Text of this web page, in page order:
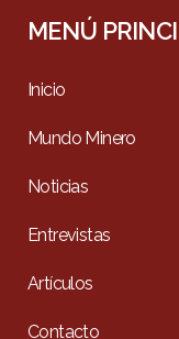
MENÚ
Inicio
Mundo Minero
Noticias
Entrevistas
Artículos
Contacto